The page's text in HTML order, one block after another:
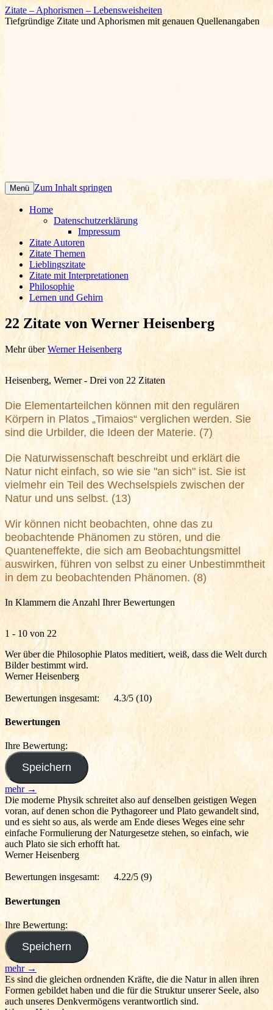
Zitate – Aphorismen – Lebensweisheiten
Tiefgründige Zitate und Aphorismen mit genauen Quellenangaben
Menü Zum Inhalt springen
Home
Datenschutzerklärung
Impressum
Zitate Autoren
Zitate Themen
Lieblingszitate
Zitate mit Interpretationen
Philosophie
Lernen und Gehirn
22 Zitate von Werner Heisenberg
Mehr überWerner Heisenberg
Heisenberg, Werner - Drei von 22 Zitaten
Die Elementarteilchen können mit den regulären
Körpern in Platos „Timaios“ verglichen werden. Sie
sind die Urbilder, die Ideen der Materie. (7)
Die Naturwissenschaft beschreibt und erklärt die
Natur nicht einfach, so wie sie "an sich" ist. Sie ist
vielmehr ein Teil des Wechselspiels zwischen der
Natur und uns selbst. (13)
Wir können nicht beobachten, ohne das zu
beobachtende Phänomen zu stören, und die
Quanteneffekte, die sich am Beobachtungsmittel
auswirken, führen von selbst zu einer Unbestimmtheit
in dem zu beobachtenden Phänomen. (8)
In Klammern die Anzahl Ihrer Bewertungen
1 - 10 von 22
Wer über die Philosophie Platos meditiert, weiß, dass die Welt durch
Bilder bestimmt wird.
Werner Heisenberg
Bewertungen insgesamt: 4.3/5 (10)
Bewertungen
Ihre Bewertung:
mehr →
Die moderne Physik schreitet also auf denselben geistigen Wegen
voran, auf denen schon die Pythagoreer und Plato gewandelt sind,
und es sieht so aus, als werde am Ende dieses Weges eine sehr
einfache Formulierung der Naturgesetze stehen, so einfach, wie
auch Plato sie sich erhofft hat.
Werner Heisenberg
Bewertungen insgesamt: 4.22/5 (9)
Bewertungen
Ihre Bewertung:
mehr →
Es sind die gleichen ordnenden Kräfte, die die Natur in allen ihren
Formen gebildet haben und die für die Struktur unserer Seele, also
auch unseres Denkvermögens verantwortlich sind.